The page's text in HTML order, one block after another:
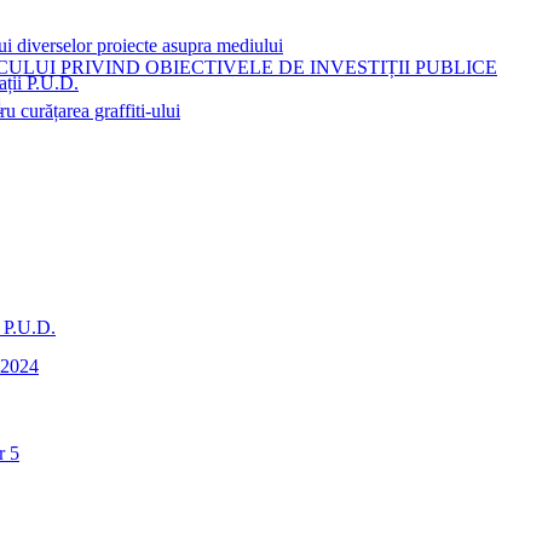
P.U.D.
5
diverselor proiecte asupra mediului
PRIVIND OBIECTIVELE DE INVESTIȚII PUBLICE
curățarea graffiti-ului